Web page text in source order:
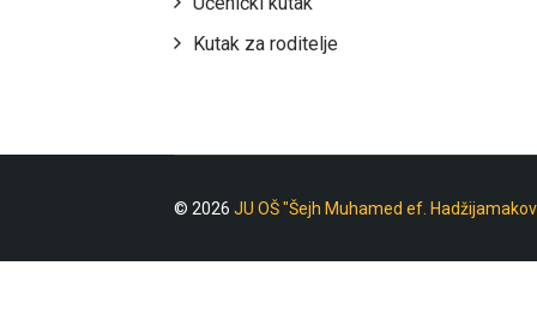
Kutak za roditelje
© 2026 JU OŠ "Šejh Muhamed ef.